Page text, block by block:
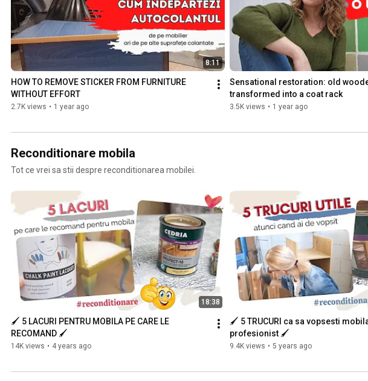
8:11
HOW TO REMOVE STICKER FROM FURNITURE
WITHOUT EFFORT
2.7K views • 1 year ago
Sensational restoration: old
transformed into a coat rack
3.5K views • 1 year ago
Reconditionare mobila
Tot ce vrei sa stii despre reconditionarea mobilei.
18:38
🖌️ 5 LACURI PENTRU MOBILA PE CARE LE
RECOMAND 🖌️
14K views • 4 years ago
🖌️ 5 TRUCURI ca sa vopsesti
profesionist 🖌️
9.4K views • 5 years ago